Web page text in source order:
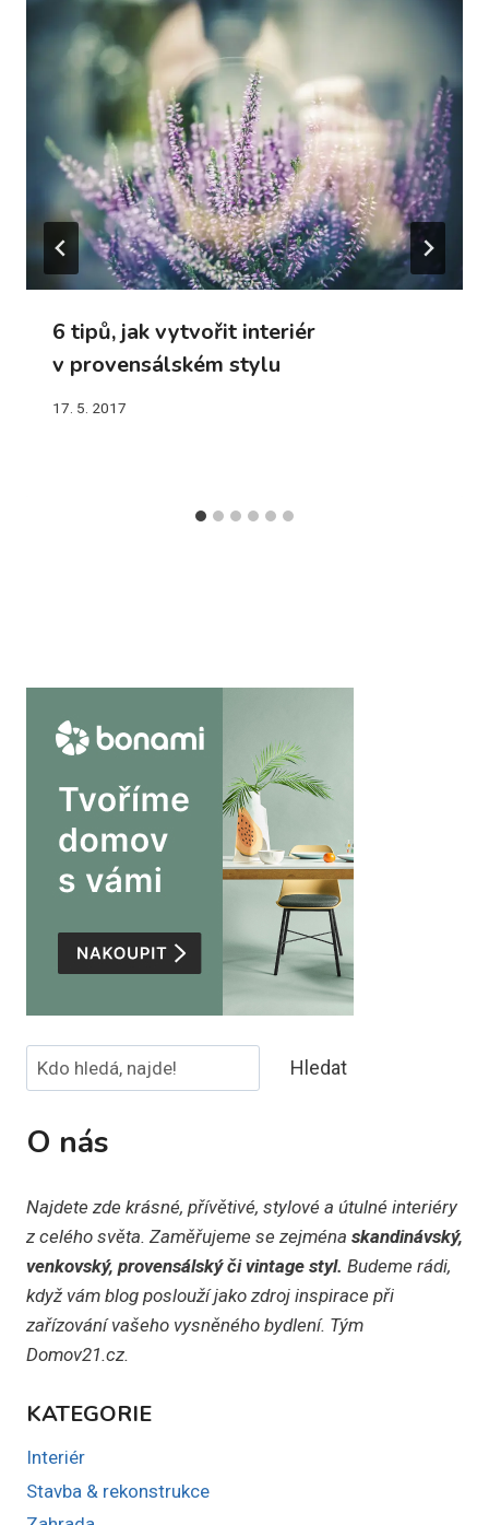
6 tipů, jak vytvořit interiér
v provensálském stylu
17. 5. 2017
Hledat Hledat
O nás
Najdete zde krásné, přívětivé, stylové a útulné interiéry
z celého světa. Zaměřujeme se zejména skandinávský,
venkovský, provensálský či vintage styl. Budeme rádi,
když vám blog poslouží jako zdroj inspirace při
zařízování vašeho vysněného bydlení. Tým
Domov21.cz.
KATEGORIE
Interiér
Stavba & rekonstrukce